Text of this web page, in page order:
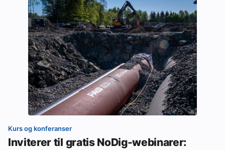
Kurs og konferanser
Inviterer til gratis NoDig-webinarer: